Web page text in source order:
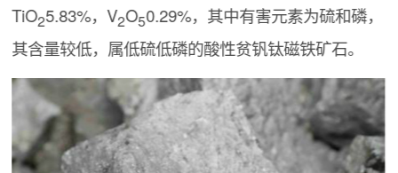
TiO25.83%，V2O50.29%，其中有害元素为硫和磷，
其含量较低，属低硫低磷的酸性贫钒钛磁铁矿石。